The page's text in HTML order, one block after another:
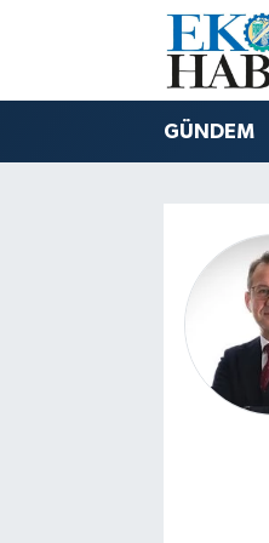
GÜNDEM
Hava Durumu
Tüm Manşetler
Son Dakika Haberleri